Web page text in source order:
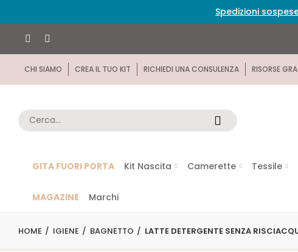
Spedizioni
CHI SIAMO CREA IL TUO KIT RICHIEDI UNA CONSULENZA RISORSE
GITA FUORI PORTA Kit Nascita Camerette Tessile
MAGAZINE Marchi
HOME IGIENE BAGNETTO LATTE DETERGENTE SENZA